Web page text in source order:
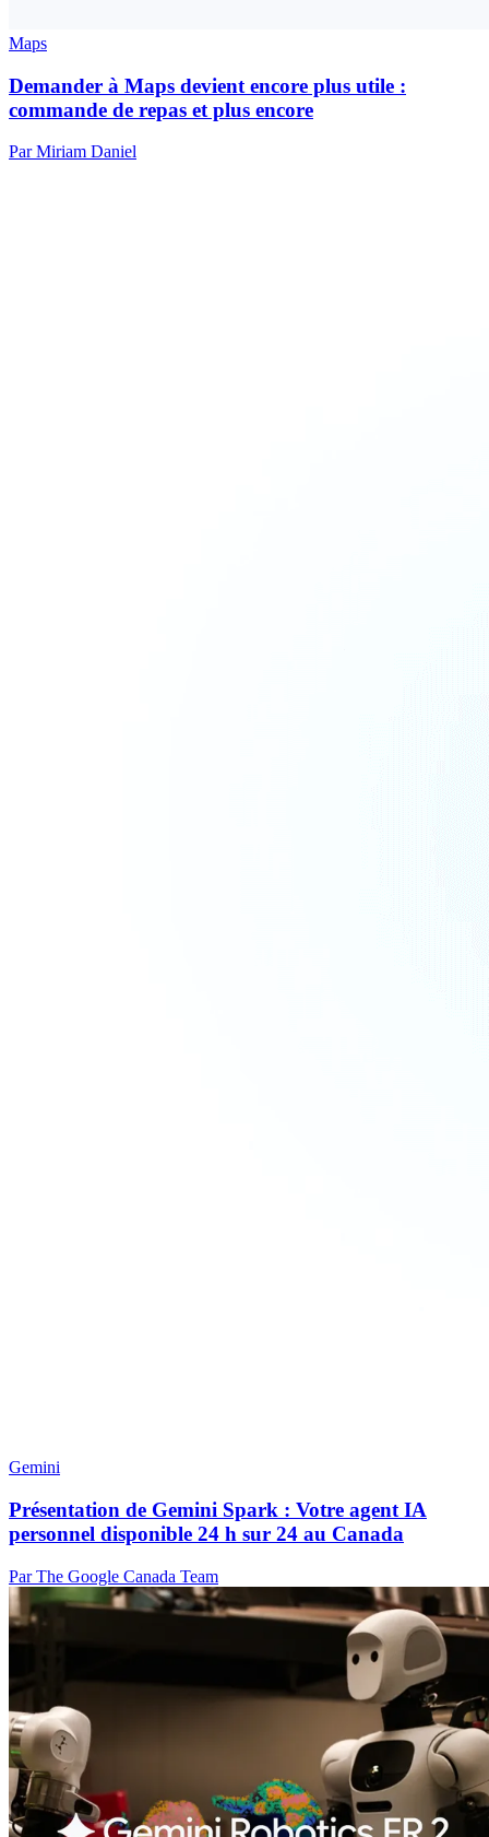
Maps
Demander à Maps devient encore plus utile :
commande de repas et plus encore
Par Miriam Daniel
Gemini
Présentation de Gemini Spark : Votre agent IA
personnel disponible 24 h sur 24 au Canada
Par The Google Canada Team